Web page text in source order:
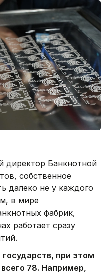
директор Банкнотной
собственное
далеко не у каждого
в мире
фабрик,
работает сразу
при этом
78. Например,